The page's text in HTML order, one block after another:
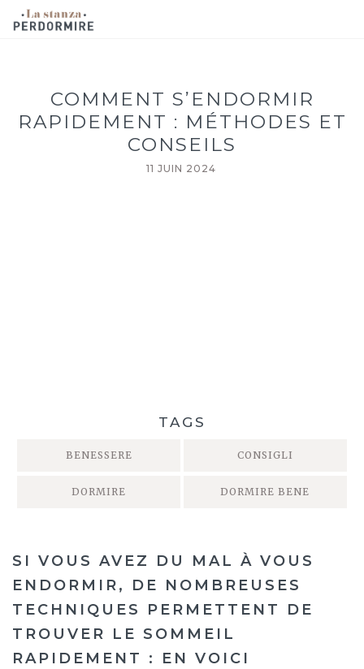
COMMENT S’ENDORMIR
RAPIDEMENT : MÉTHODES ET
CONSEILS
11 JUIN 2024
TAGS
BENESSERE CONSIGLI
DORMIRE DORMIRE BENE
SI VOUS AVEZ DU MAL À VOUS
ENDORMIR, DE NOMBREUSES
TECHNIQUES PERMETTENT DE
TROUVER LE SOMMEIL
RAPIDEMENT : EN VOICI